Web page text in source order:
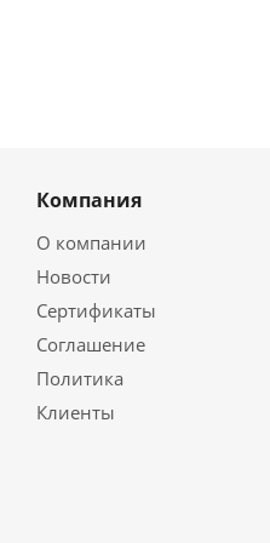
Компания
О компании
Новости
Сертификаты
Соглашение
Политика
Клиенты